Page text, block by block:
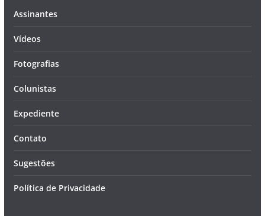
Assinantes
Vídeos
Fotografias
Colunistas
Expediente
Contato
Sugestões
Política de Privacidade